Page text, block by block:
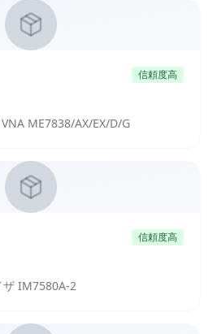
信頼度高
ME7838/AX/EX/D/G
信頼度高
ザ IM7580A-2